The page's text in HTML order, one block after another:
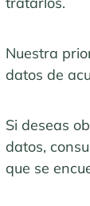
Nuestra
datos de
Si deseas
datos,
que se